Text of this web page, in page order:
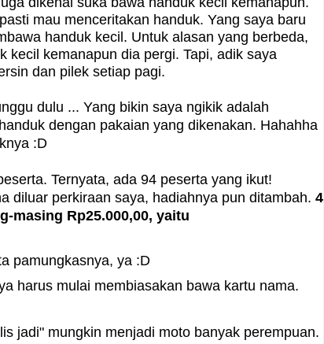
mau menceritakan handuk. Yang saya baru
handuk kecil. Untuk alasan yang berbeda,
kecil kemanapun dia pergi. Tapi, adik saya
dan pilek setiap pagi.
dulu ... Yang bikin saya ngikik adalah
dengan pakaian yang dikenakan. Hahahha
:D
Ternyata, ada 94 peserta yang ikut!
diluar perkiraan saya, hadiahnya pun ditambah. 4
masing Rp25.000,00, yaitu
pamungkasnya, ya :D
harus mulai membiasakan bawa kartu nama.
jadi" mungkin menjadi moto banyak perempuan.